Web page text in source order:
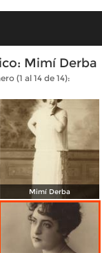
Mimí Derba
(1 al 14 de 14):
Mimí Derba